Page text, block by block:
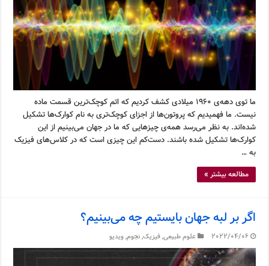
ما توی دهه‌ی ۱۹۶۰ میلادی کشف کردیم که اتم کوچک‌ترین قسمت ماده
نیست. ما فهمیدیم که پروتون‌ها از اجزای کوچک‌تری به نام کوارک‌ها تشکیل
شده‌اند. به نظر می‌رسد همه‌ی چیزهایی که ما در جهان می‌بینیم از این
کوارک‌ها تشکیل شده باشند. دست‌کم این چیزی است که در کلاس‌های فیزیک
به …
مطالعه بیشتر »
اگر بر لبه جهان بایستیم چه می‌بینیم؟
2022/04/06 علوم طبیعی,فیزیک,نجوم,ویدیو